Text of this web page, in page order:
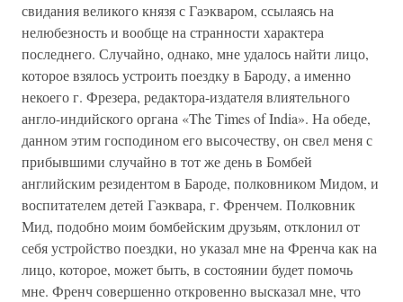
свидания великого князя с Гаэкваром, ссылаясь на
нелюбезность и вообще на странности характера
последнего. Случайно, однако, мне удалось найти лицо,
которое взялось устроить поездку в Бароду, а именно
некоего г. Фрезера, редактора-издателя влиятельного
англо-индийского органа «The Times of India». На обеде,
данном этим господином его высочеству, он свел меня с
прибывшими случайно в тот же день в Бомбей
английским резидентом в Бароде, полковником Мидом, и
воспитателем детей Гаэквара, г. Френчем. Полковник
Мид, подобно моим бомбейским друзьям, отклонил от
себя устройство поездки, но указал мне на Френча как на
лицо, которое, может быть, в состоянии будет помочь
мне. Френч совершенно откровенно высказал мне, что